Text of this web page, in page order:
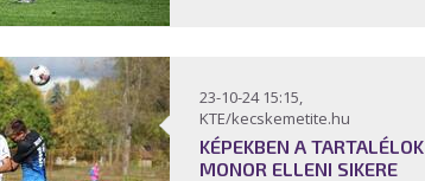
23-10-24 15:15,
KTE/kecskemetite.hu
KÉPEKBEN A TARTALÉLOK
MONOR ELLENI SIKERE